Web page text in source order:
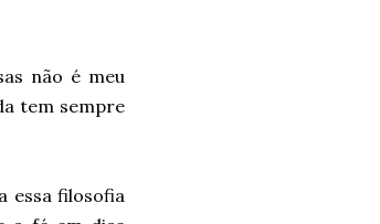
não é meu
tem sempre
essa filosofia